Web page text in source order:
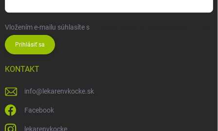
Vložením e-mailu súhlasíte s
Prihlásiť sa
KONTAKT
info@ lekarenvkocke.sk
Facebook
lekarenvkocke